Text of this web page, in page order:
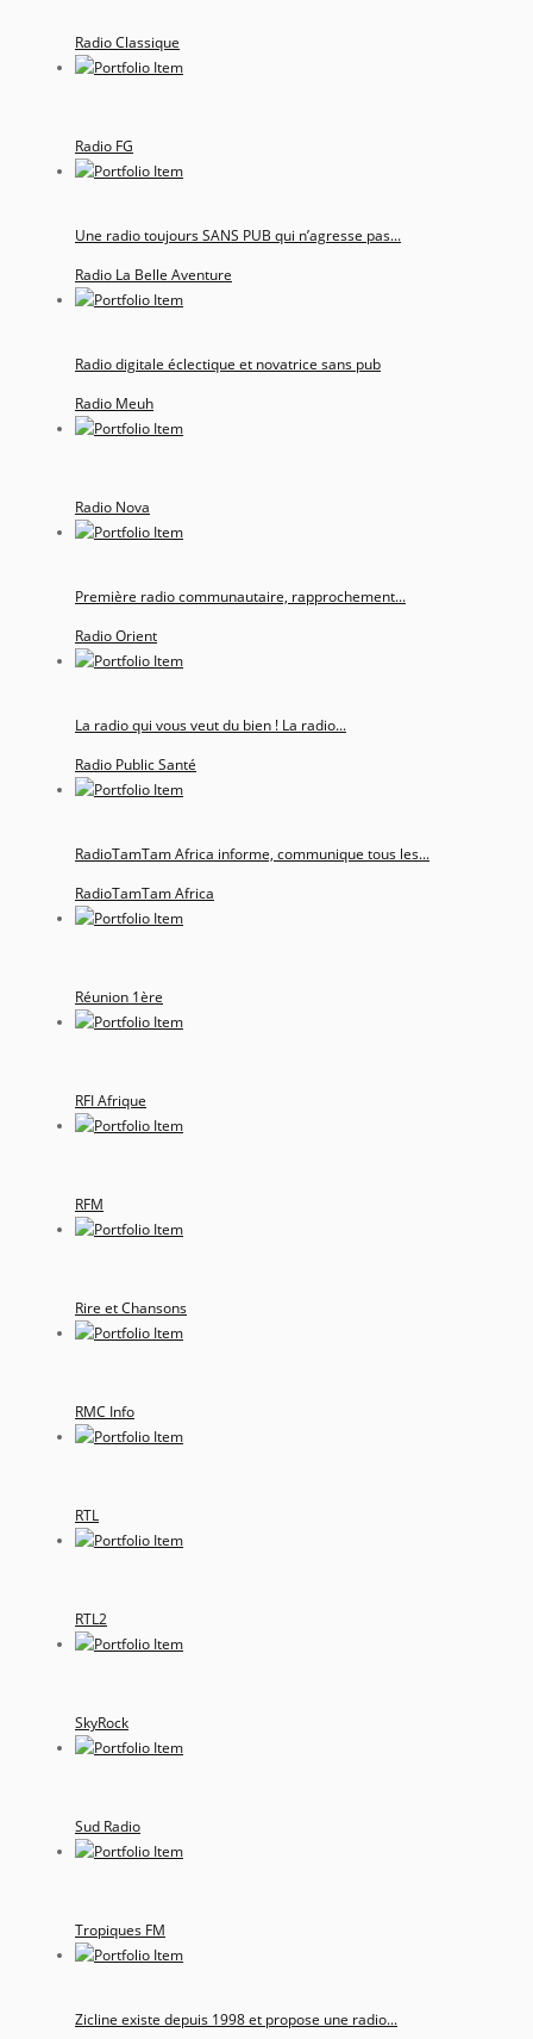
Radio Classique
Radio FG
Une radio toujours SANS PUB qui n’agresse pas...
Radio La Belle Aventure
Radio digitale éclectique et novatrice sans pub
Radio Meuh
Radio Nova
Première radio communautaire, rapprochement...
Radio Orient
La radio qui vous veut du bien ! La radio...
Radio Public Santé
RadioTamTam Africa informe, communique tous les...
RadioTamTam Africa
Réunion 1ère
RFI Afrique
RFM
Rire et Chansons
RMC Info
RTL
RTL2
SkyRock
Sud Radio
Tropiques FM
Zicline existe depuis 1998 et propose une radio...